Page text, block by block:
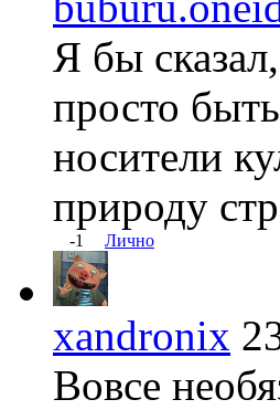
Я бы
просто
носители
природу
-1 Лично
xandronix
Вовсе